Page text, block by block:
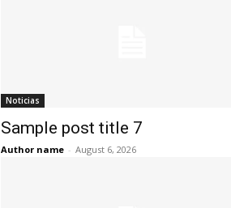
Noticias
Sample post title 7
Author name - August 6, 2026